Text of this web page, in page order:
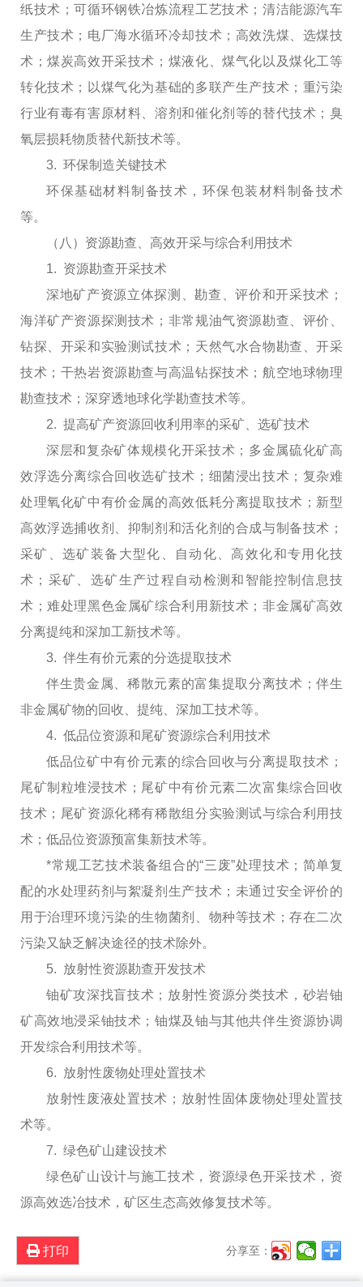
纸技术；可循环钢铁冶炼流程工艺技术；清洁能源汽车
生产技术；电厂海水循环冷却技术；高效洗煤、选煤技
术；煤炭高效开采技术；煤液化、煤气化以及煤化工等
转化技术；以煤气化为基础的多联产生产技术；重污染
行业有毒有害原材料、溶剂和催化剂等的替代技术；臭
氧层损耗物质替代新技术等。
3. 环保制造关键技术
环保基础材料制备技术，环保包装材料制备技术
等。
（八）资源勘查、高效开采与综合利用技术
1. 资源勘查开采技术
深地矿产资源立体探测、勘查、评价和开采技术；
海洋矿产资源探测技术；非常规油气资源勘查、评价、
钻探、开采和实验测试技术；天然气水合物勘查、开采
技术；干热岩资源勘查与高温钻探技术；航空地球物理
勘查技术；深穿透地球化学勘查技术等。
2. 提高矿产资源回收利用率的采矿、选矿技术
深层和复杂矿体规模化开采技术；多金属硫化矿高
效浮选分离综合回收选矿技术；细菌浸出技术；复杂难
处理氧化矿中有价金属的高效低耗分离提取技术；新型
高效浮选捕收剂、抑制剂和活化剂的合成与制备技术；
采矿、选矿装备大型化、自动化、高效化和专用化技
术；采矿、选矿生产过程自动检测和智能控制信息技
术；难处理黑色金属矿综合利用新技术；非金属矿高效
分离提纯和深加工新技术等。
3. 伴生有价元素的分选提取技术
伴生贵金属、稀散元素的富集提取分离技术；伴生
非金属矿物的回收、提纯、深加工技术等。
4. 低品位资源和尾矿资源综合利用技术
低品位矿中有价元素的综合回收与分离提取技术；
尾矿制粒堆浸技术；尾矿中有价元素二次富集综合回收
技术；尾矿资源化稀有稀散组分实验测试与综合利用技
术；低品位资源预富集新技术等。
*常规工艺技术装备组合的“三废”处理技术；简单复
配的水处理药剂与絮凝剂生产技术；未通过安全评价的
用于治理环境污染的生物菌剂、物种等技术；存在二次
污染又缺乏解决途径的技术除外。
5. 放射性资源勘查开发技术
铀矿攻深找盲技术；放射性资源分类技术，砂岩铀
矿高效地浸采铀技术；铀煤及铀与其他共伴生资源协调
开发综合利用技术等。
6. 放射性废物处理处置技术
放射性废液处置技术；放射性固体废物处理处置技
术等。
7. 绿色矿山建设技术
绿色矿山设计与施工技术，资源绿色开采技术，资
源高效选冶技术，矿区生态高效修复技术等。
打印 分享至：